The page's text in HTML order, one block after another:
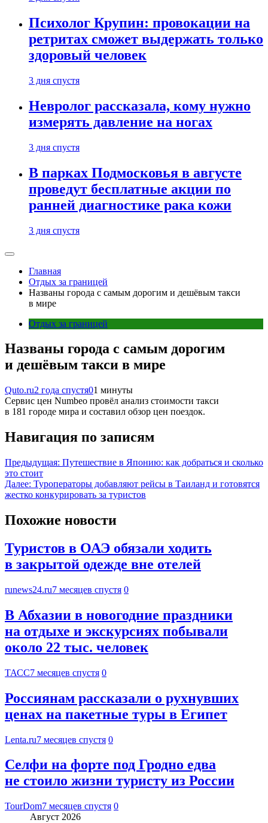
Психолог Крупин: провокации на
ретритах сможет выдержать только
здоровый человек
3 дня спустя
Невролог рассказала, кому нужно
измерять давление на ногах
3 дня спустя
В парках Подмосковья в августе
проведут бесплатные акции по
ранней диагностике рака кожи
3 дня спустя
Главная
Отдых за границей
Названы города с самым дорогим и дешёвым такси
в мире
Отдых за границей
Названы города с самым дорогим
и дешёвым такси в мире
Quto.ru2 года спустя01 минуты
Сервис цен Numbeo провёл анализ стоимости такси
в 181 городе мира и составил обзор цен поездок.
Навигация по записям
Предыдущая: Путешествие в Японию: как добраться и сколько
это стоит
Далее: Туроператоры добавляют рейсы в Таиланд и готовятся
жестко конкурировать за туристов
Похожие новости
Туристов в ОАЭ обязали ходить
в закрытой одежде вне отелей
runews24.ru7 месяцев спустя 0
В Абхазии в новогодние праздники
на отдыхе и экскурсиях побывали
около 22 тыс. человек
ТАСС7 месяцев спустя 0
Россиянам рассказали о рухнувших
ценах на пакетные туры в Египет
Lenta.ru7 месяцев спустя 0
Селфи на форте под Гродно едва
не стоило жизни туристу из России
TourDom7 месяцев спустя 0
Август 2026